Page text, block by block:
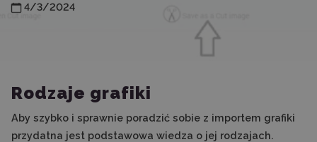
4/3/2024
Rodzaje grafiki
Aby szybko i sprawnie poradzić sobie z importem grafiki
przydatna jest podstawowa wiedza o jej rodzajach.